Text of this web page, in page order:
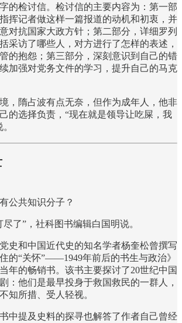
的检讨信。检讨信的主要内容为：第一部
挥记者做这样一篇报道的动机和初衷，并
对抗国家大政方针；第二部分，详细罗列
采访了哪些人，对方进行了怎样的表述，
的抱怨；第三部分，深刻意识到自己的错
加强对党务文件的学习，提升自己的马克
，隋占波有点无奈，但作为成年人，他非
的选择负责，“现在就是领导让吃屎，我
公共知识分子？
了”，社科图书编辑白国明说。
史和中国近代史的知名学者杨奎松曾撰写
的“关怀”——1949年前后的书生与政治》
年的畅销书。该书主要探讨了20世纪中国
：他们是最早投身于救国救民的一群人，
知所措、受人轻视。
中提及史料的探寻也解答了作者自己曾经